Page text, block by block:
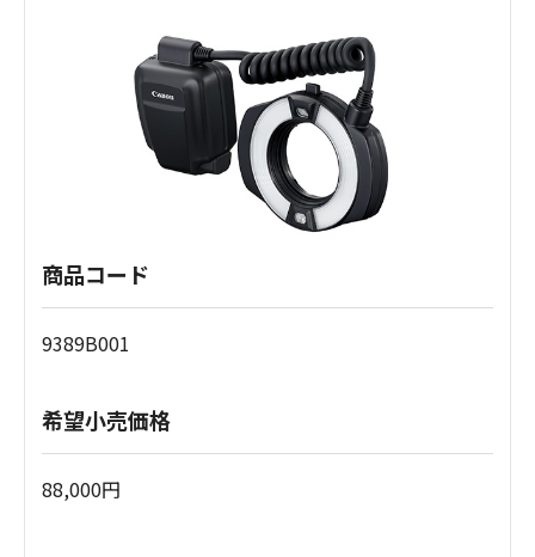
商品コード
9389B001
希望小売価格
88,000円